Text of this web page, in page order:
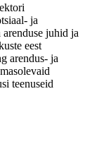
ja
juhid ja
eest
arendus- ja
teenuseid